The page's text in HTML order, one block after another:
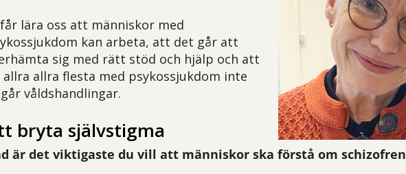
lära oss att människor med
kan arbeta, att det går att
sig med rätt stöd och hjälp och att
allra allra flesta med psykossjukdom inte
våldshandlingar.
bryta självstigma
är det viktigaste du vill att människor ska förstå om